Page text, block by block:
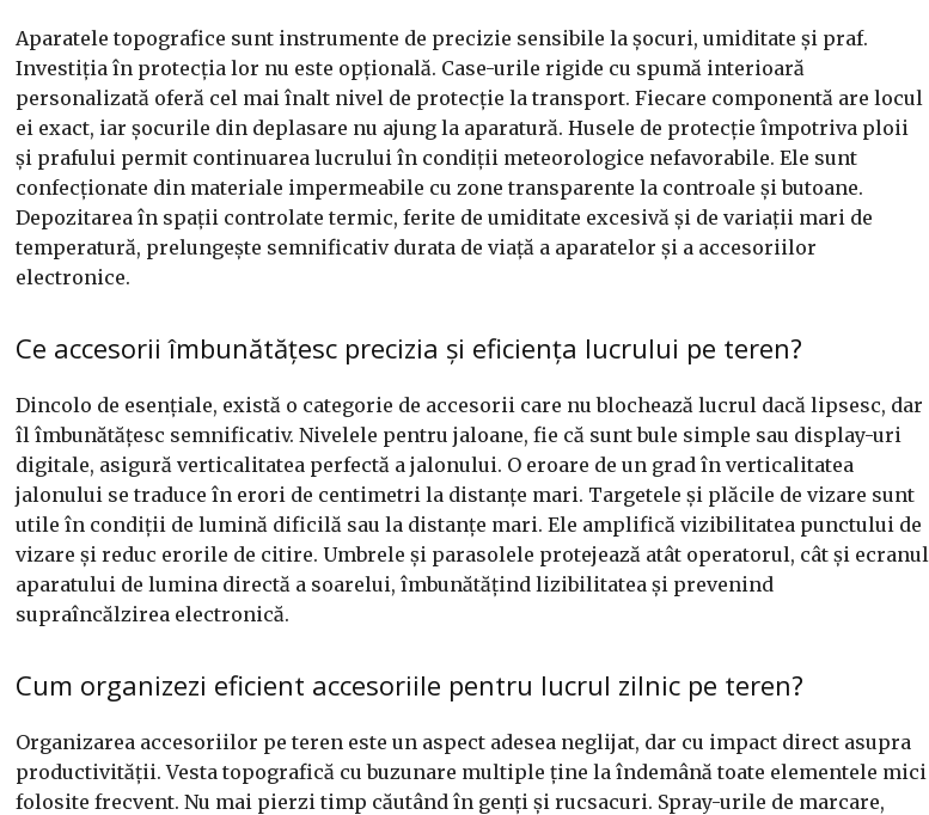
Aparatele topografice sunt instrumente de precizie sensibile la șocuri, umiditate și praf.
Investiția în protecția lor nu este opțională. Case-urile rigide cu spumă interioară
personalizată oferă cel mai înalt nivel de protecție la transport. Fiecare componentă are locul
ei exact, iar șocurile din deplasare nu ajung la aparatură. Husele de protecție împotriva ploii
și prafului permit continuarea lucrului în condiții meteorologice nefavorabile. Ele sunt
confecționate din materiale impermeabile cu zone transparente la controale și butoane.
Depozitarea în spații controlate termic, ferite de umiditate excesivă și de variații mari de
temperatură, prelungește semnificativ durata de viață a aparatelor și a accesoriilor
electronice.
Ce accesorii îmbunătățesc precizia și eficiența lucrului pe teren?
Dincolo de esențiale, există o categorie de accesorii care nu blochează lucrul dacă lipsesc, dar
îl îmbunătățesc semnificativ. Nivelele pentru jaloane, fie că sunt bule simple sau display-uri
digitale, asigură verticalitatea perfectă a jalonului. O eroare de un grad în verticalitatea
jalonului se traduce în erori de centimetri la distanțe mari. Targetele și plăcile de vizare sunt
utile în condiții de lumină dificilă sau la distanțe mari. Ele amplifică vizibilitatea punctului de
vizare și reduc erorile de citire. Umbrele și parasolele protejează atât operatorul, cât și ecranul
aparatului de lumina directă a soarelui, îmbunătățind lizibilitatea și prevenind
supraîncălzirea electronică.
Cum organizezi eficient accesoriile pentru lucrul zilnic pe teren?
Organizarea accesoriilor pe teren este un aspect adesea neglijat, dar cu impact direct asupra
productivității. Vesta topografică cu buzunare multiple ține la îndemână toate elementele mici
folosite frecvent. Nu mai pierzi timp căutând în genți și rucsacuri. Spray-urile de marcare,